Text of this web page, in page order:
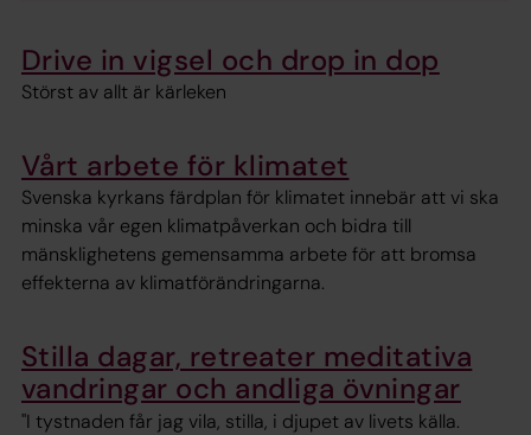
Drive in vigsel och drop in dop
Störst av allt är kärleken
Vårt arbete för klimatet
Svenska kyrkans färdplan för klimatet innebär att vi ska
minska vår egen klimatpåverkan och bidra till
mänsklighetens gemensamma arbete för att bromsa
effekterna av klimatförändringarna.
Stilla dagar, retreater meditativa
vandringar och andliga övningar
"I tystnaden får jag vila, stilla, i djupet av livets källa.